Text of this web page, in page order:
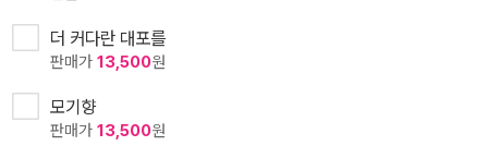
더 커다란 대포를
판매가 13,500원
모기향
판매가 13,500원